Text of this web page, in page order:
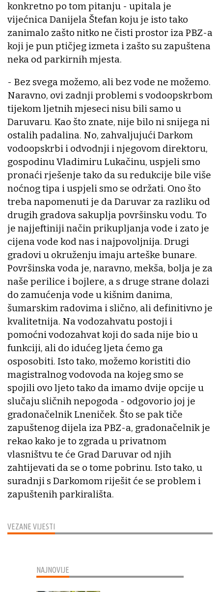
VEZANE VIJESTI
konkretno po tom pitanju - upitala je
vijećnica Danijela Štefan koju je isto tako
zanimalo zašto nitko ne čisti prostor iza PBZ-a
koji je pun ptičjeg izmeta i zašto su zapuštena
neka od parkirnih mjesta.
- Bez svega možemo, ali bez vode ne možemo.
Naravno, ovi zadnji problemi s vodoopskrbom
tijekom ljetnih mjeseci nisu bili samo u
Daruvaru. Kao što znate, nije bilo ni snijega ni
ostalih padalina. No, zahvaljujući Darkom
vodoopskrbi i odvodnji i njegovom direktoru,
gospodinu Vladimiru Lukačinu, uspjeli smo
pronaći rješenje tako da su redukcije bile više
noćnog tipa i uspjeli smo se održati. Ono što
treba napomenuti je da Daruvar za razliku od
drugih gradova sakuplja površinsku vodu. To
je najjeftiniji način prikupljanja vode i zato je
cijena vode kod nas i najpovoljnija. Drugi
gradovi u okruženju imaju arteške bunare.
Površinska voda je, naravno, mekša, bolja je za
naše perilice i bojlere, a s druge strane dolazi
do zamućenja vode u kišnim danima,
šumarskim radovima i slično, ali definitivno je
kvalitetnija. Na vodozahvatu postoji i
pomoćni vodozahvat koji do sada nije bio u
funkciji, ali do idućeg ljeta ćemo ga
osposobiti. Isto tako, možemo koristiti dio
magistralnog vodovoda na kojeg smo se
spojili ovo ljeto tako da imamo dvije opcije u
slučaju sličnih nepogoda - odgovorio joj je
gradonačelnik Lneniček. Što se pak tiče
zapuštenog dijela iza PBZ-a, gradonačelnik je
rekao kako je to zgrada u privatnom
vlasništvu te će Grad Daruvar od njih
zahtijevati da se o tome pobrinu. Isto tako, u
suradnji s Darkomom riješit će se problem i
zapuštenih parkirališta.
NAJNOVIJE